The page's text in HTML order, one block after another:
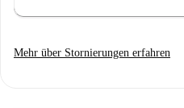
Mehr über Stornierungen erfahren